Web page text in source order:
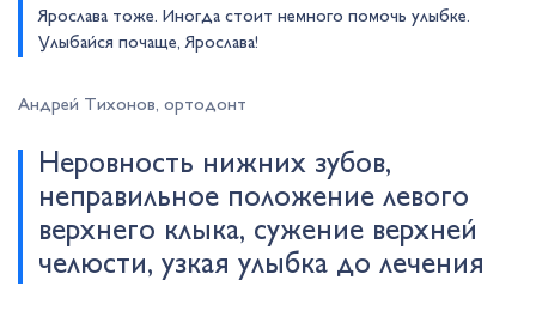
Ярослава тоже. Иногда стоит немного помочь улыбке.
Улыбайся почаще, Ярослава!
Андрей Тихонов, ортодонт
Неровность нижних зубов,
неправильное положение левого
верхнего клыка, сужение верхней
челюсти, узкая улыбка до лечения